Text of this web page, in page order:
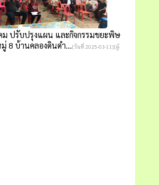
ม ปรับปรุงแผน และกิจกรรมขยะพิษ
8 บ้านคลองดินดำ...[วันที่ 2025-03-11][ผู้